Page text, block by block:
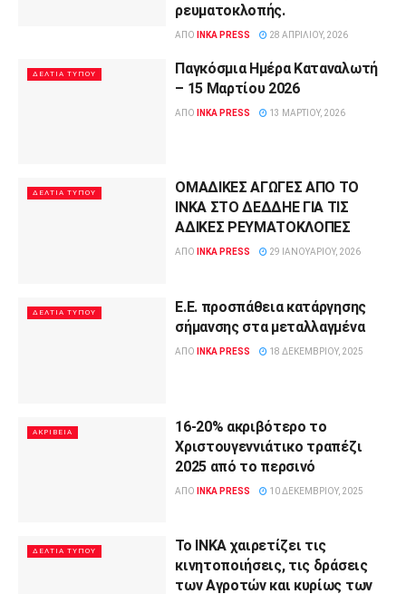
ρευματοκλοπής.
ΑΠΌ INKA PRESS 28 ΑΠΡΙΛΊΟΥ, 2026
ΔΕΛΤΊΑ ΤΎΠΟΥ
Παγκόσμια Ημέρα Καταναλωτή
– 15 Μαρτίου 2026
ΑΠΌ INKA PRESS 13 ΜΑΡΤΊΟΥ, 2026
ΔΕΛΤΊΑ ΤΎΠΟΥ
ΟΜΑΔΙΚΕΣ ΑΓΩΓΕΣ ΑΠΟ ΤΟ
ΙΝΚΑ ΣΤΟ ΔΕΔΔΗΕ ΓΙΑ ΤΙΣ
ΑΔΙΚΕΣ ΡΕΥΜΑΤΟΚΛΟΠΕΣ
ΑΠΌ INKA PRESS 29 ΙΑΝΟΥΑΡΊΟΥ, 2026
ΔΕΛΤΊΑ ΤΎΠΟΥ
Ε.Ε. προσπάθεια κατάργησης
σήμανσης στα μεταλλαγμένα
ΑΠΌ INKA PRESS 18 ΔΕΚΕΜΒΡΊΟΥ, 2025
ΑΚΡΊΒΕΙΑ
16-20% ακριβότερο το
Χριστουγεννιάτικο τραπέζι
2025 από το περσινό
ΑΠΌ INKA PRESS 10 ΔΕΚΕΜΒΡΊΟΥ, 2025
ΔΕΛΤΊΑ ΤΎΠΟΥ
To INKA χαιρετίζει τις
κινητοποιήσεις, τις δράσεις
των Αγροτών και κυρίως των